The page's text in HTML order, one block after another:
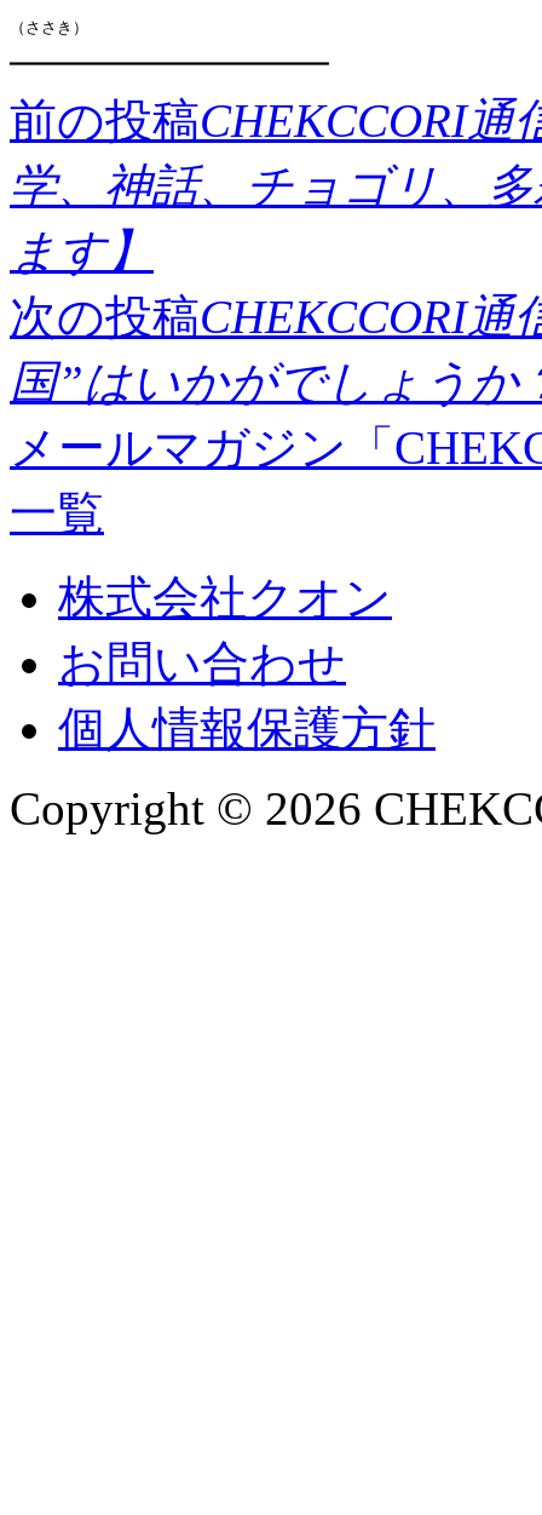
（ささき）
━━━━━━━━━━━━━━━━━━━━━━━━━━━━━━━━━
前の投稿CHEKCCORI
学、神話、チョゴリ、
ます】
次の投稿CHEKCCORI
国”はいかがでしょうか
メールマガジン「
一覧
株式会社クオン
お問い合わせ
個人情報保護方針
Copyright © 2026